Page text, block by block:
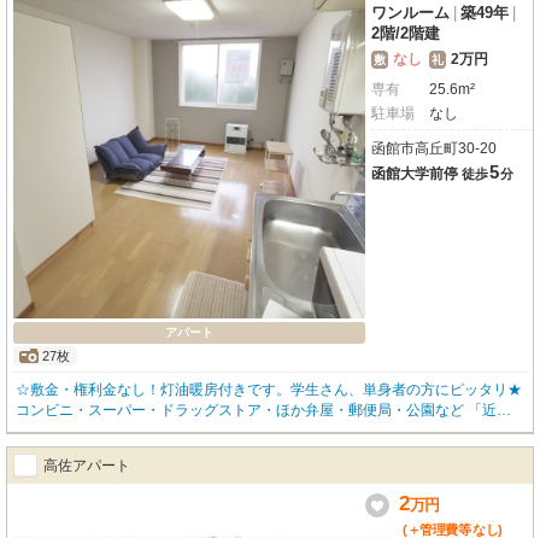
上階3階部分。洋室7帖の使いやすいワンルームは、初めての一人暮らしや、費
用を抑えて快適な新生活をスタートしたい単身者の方にぴったりです。プロパ
ンガス対応で、設備面も安心。家賃2万円で水道料金込み、仲介手数料無しの
このお部屋。ぜひ一度ご覧になりませんか？お問い合わせを心よりお待ちして
おります。
アパート
27枚
ワンルーム 築49年
2階/2階建
敷 なし 礼 2万円
専有
25.6m²
駐車場
なし
函館市高丘町30-20
函館大学前停 徒歩5分
☆敷金・権利金なし！灯油暖房付きです。学生さん、単身者の方にピッタリ★
コンビニ・スーパー・ドラッグストア・ほか弁屋・郵便局・公園など 「近く
にあったらいいな」が集結した好立地♪ (*´∀)ノ★まずは内覧などいかがでしょ
うか？ お問い合わせはOKハウス函館店（0138-85-8622）まで、お気軽にお電
話下さい☆
高佐アパート
2万円
(＋管理費等なし)